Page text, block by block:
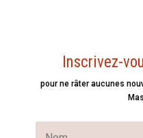
Inscrivez-
pour ne râter aucunes